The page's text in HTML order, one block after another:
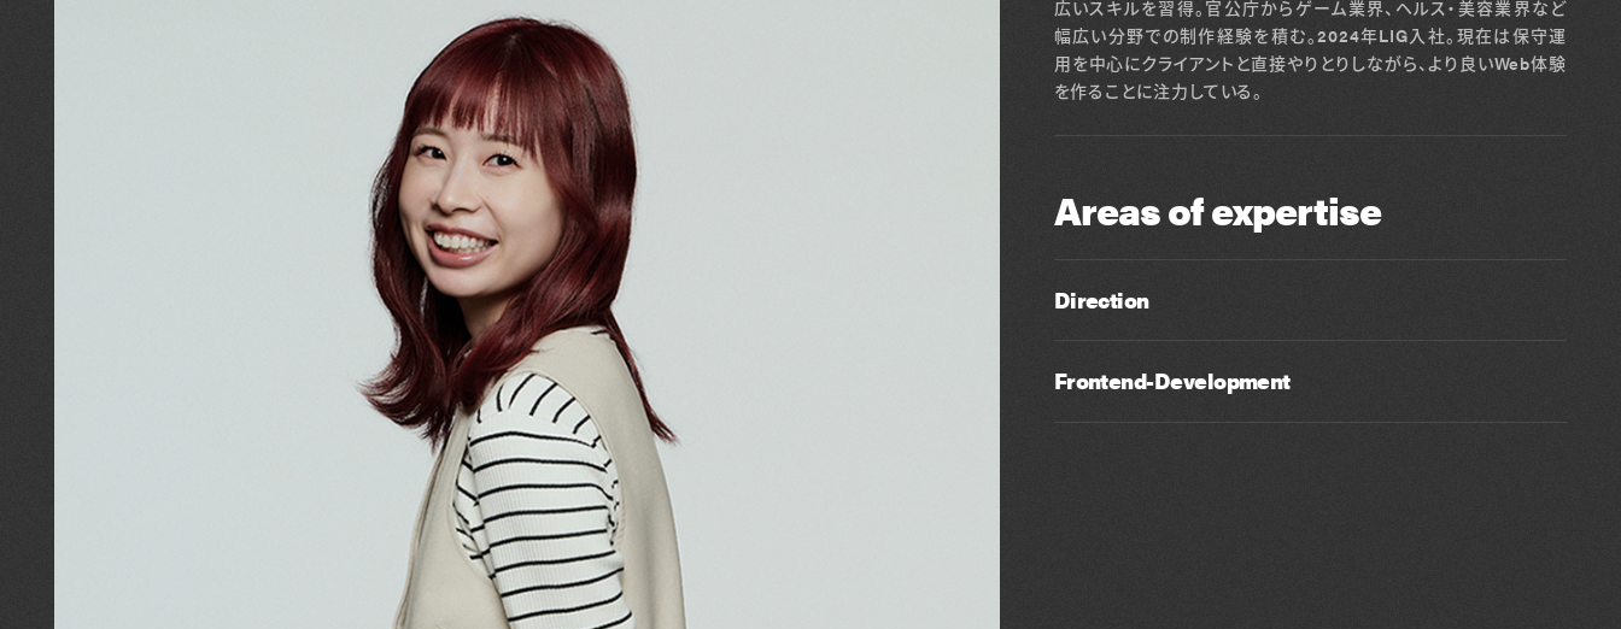
広いスキルを習得。官公庁からゲーム業界、ヘルス・美容業界など
幅広い分野での制作経験を積む。2024年LIG入社。現在は保守運
用を中心にクライアントと直接やりとりしながら、より良いWeb体験
を作ることに注力している。
Areas of expertise
Direction
Frontend-Development